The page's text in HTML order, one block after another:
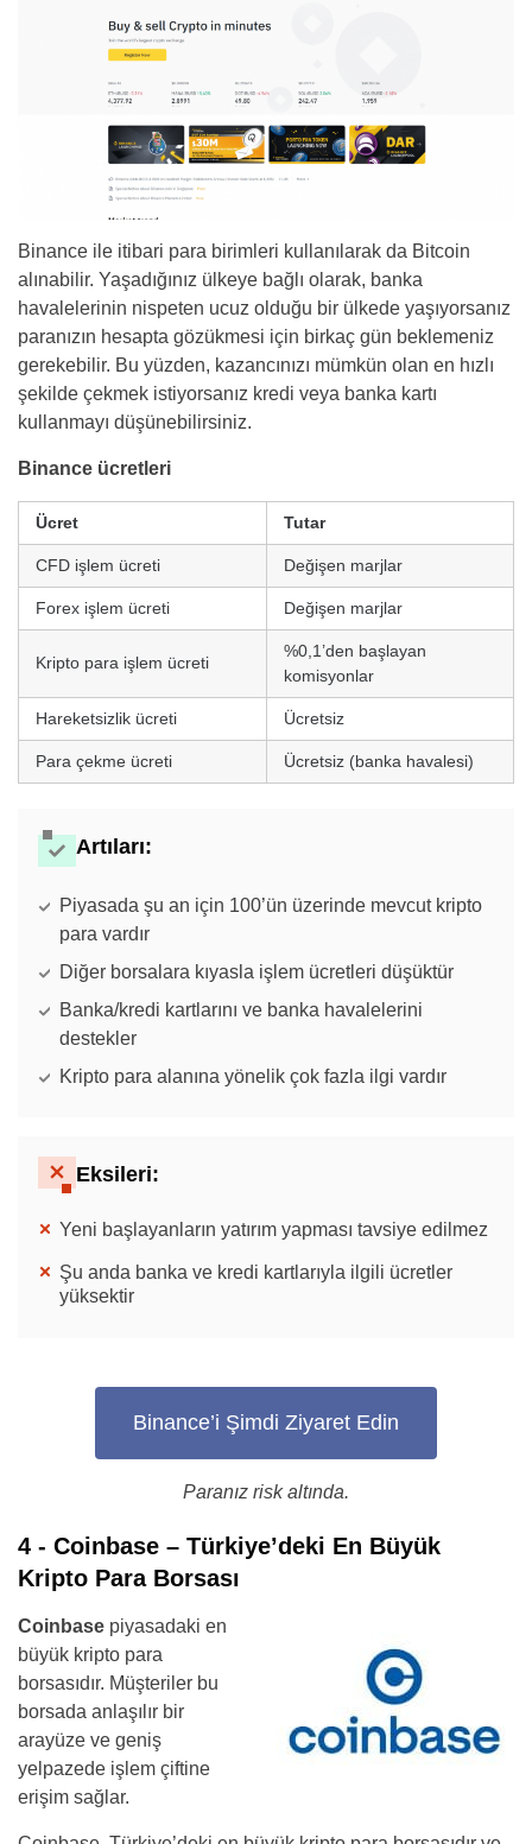
Binance ile itibari para birimleri kullanılarak da Bitcoin
alınabilir. Yaşadığınız ülkeye bağlı olarak, banka
havalelerinin nispeten ucuz olduğu bir ülkede yaşıyorsanız
paranızın hesapta gözükmesi için birkaç gün beklemeniz
gerekebilir. Bu yüzden, kazancınızı mümkün olan en hızlı
şekilde çekmek istiyorsanız kredi veya banka kartı
kullanmayı düşünebilirsiniz.
Binance ücretleri
Ücret Tutar
CFD işlem ücreti Değişen marjlar
Forex işlem ücreti Değişen marjlar
Kripto para işlem ücreti
%0,1’den başlayan
komisyonlar
Hareketsizlik ücreti Ücretsiz
Para çekme ücreti Ücretsiz (banka havalesi)
Artıları:
Piyasada şu an için 100’ün üzerinde mevcut kripto
para vardır
Diğer borsalara kıyasla işlem ücretleri düşüktür
Banka/kredi kartlarını ve banka havalelerini
destekler
Kripto para alanına yönelik çok fazla ilgi vardır
Eksileri:
Yeni başlayanların yatırım yapması tavsiye edilmez
Şu anda banka ve kredi kartlarıyla ilgili ücretler
yüksektir
Binance’i Şimdi Ziyaret Edin
Paranız risk altında.
4 - Coinbase – Türkiye’deki En Büyük
Kripto Para Borsası
Coinbase piyasadaki en
büyük kripto para
borsasıdır. Müşteriler bu
borsada anlaşılır bir
arayüze ve geniş
yelpazede işlem çiftine
erişim sağlar.